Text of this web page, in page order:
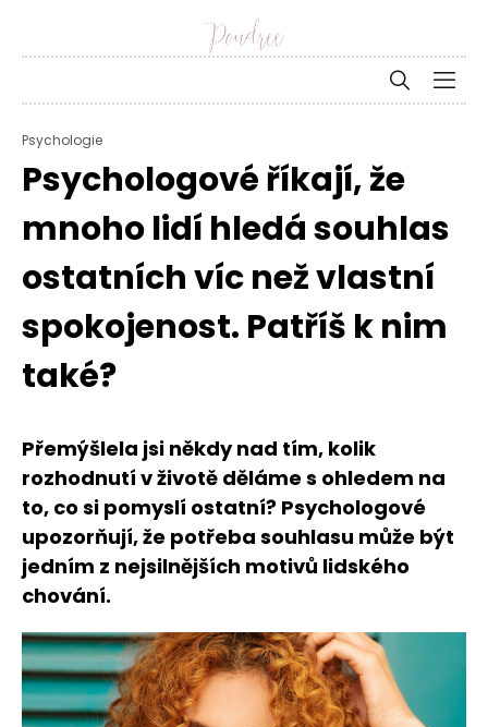
Psychologie
Psychologové říkají, že
mnoho lidí hledá souhlas
ostatních víc než vlastní
spokojenost. Patříš k nim
také?
Přemýšlela jsi někdy nad tím, kolik
rozhodnutí v životě děláme s ohledem na
to, co si pomyslí ostatní? Psychologové
upozorňují, že potřeba souhlasu může být
jedním z nejsilnějších motivů lidského
chování.